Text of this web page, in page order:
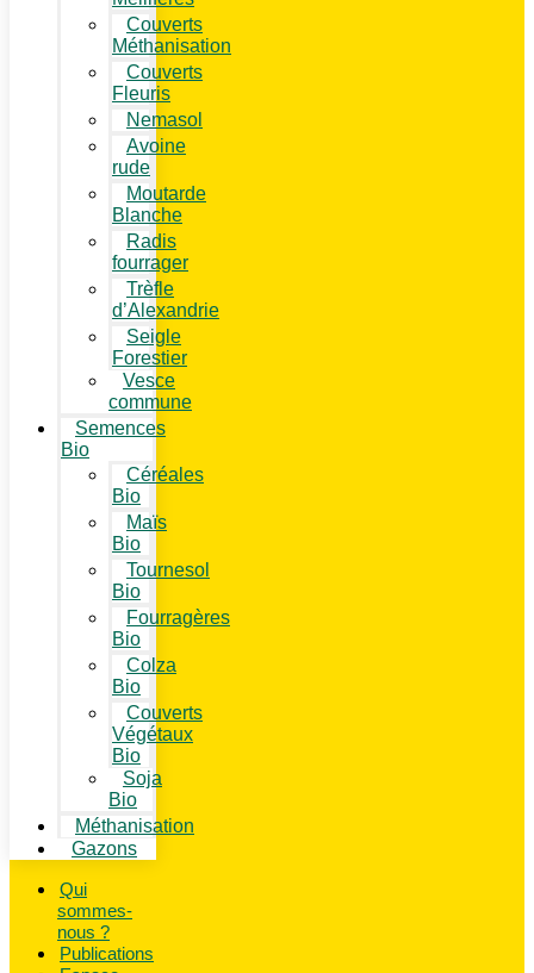
Couverts
Méthanisation
Couverts
Fleuris
Nemasol
Avoine
rude
Moutarde
Blanche
Radis
fourrager
Trèfle
d’Alexandrie
Seigle
Forestier
Vesce
commune
Semences
Bio
Céréales
Bio
Maïs
Bio
Tournesol
Bio
Fourragères
Bio
Colza
Bio
Couverts
Végétaux
Bio
Soja
Bio
Méthanisation
Gazons
Qui
sommes-
nous ?
Publications